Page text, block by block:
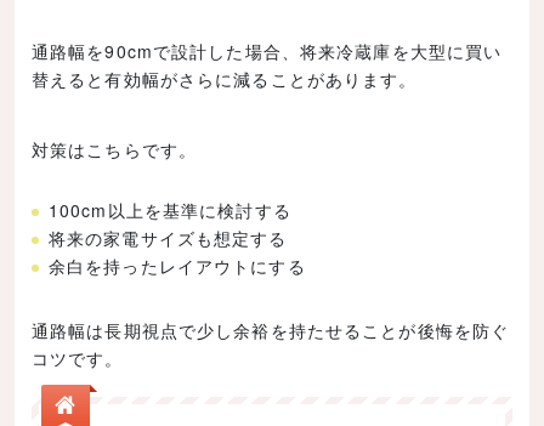
通路幅を90cmで設計した場合、将来冷蔵庫を大型に買い
替えると有効幅がさらに減ることがあります。
対策はこちらです。
100cm以上を基準に検討する
将来の家電サイズも想定する
余白を持ったレイアウトにする
通路幅は長期視点で少し余裕を持たせることが後悔を防ぐ
コツです。